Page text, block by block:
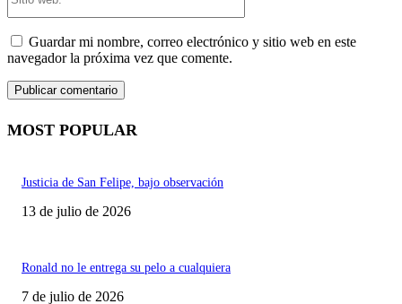
Guardar mi nombre, correo electrónico y sitio web en este
navegador la próxima vez que comente.
MOST POPULAR
Justicia de San Felipe, bajo observación
13 de julio de 2026
Ronald no le entrega su pelo a cualquiera
7 de julio de 2026